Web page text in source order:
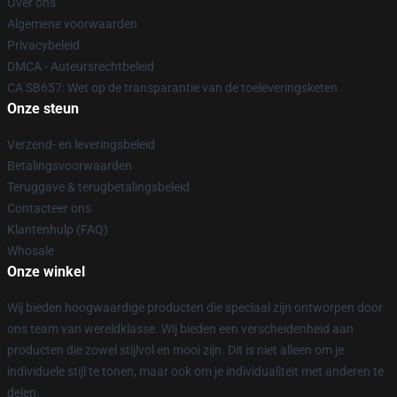
Algemene voorwaarden
Privacybeleid
DMCA - Auteursrechtbeleid
CA SB657: Wet op de transparantie van de toeleveringsketen
Onze steun
Verzend- en leveringsbeleid
Betalingsvoorwaarden
Teruggave & terugbetalingsbeleid
Contacteer ons
Klantenhulp (FAQ)
Whosale
Onze winkel
Wij bieden hoogwaardige producten die speciaal zijn ontworpen door
ons team van wereldklasse. Wij bieden een verscheidenheid aan
producten die zowel stijlvol en mooi zijn. Dit is niet alleen om je
individuele stijl te tonen, maar ook om je individualiteit met anderen te
delen.